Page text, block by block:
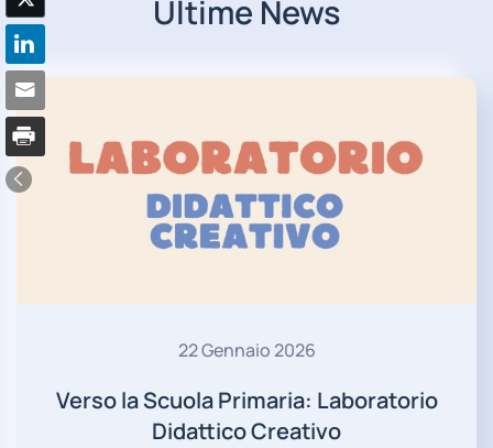
Ultime News
22 Gennaio 2026
Verso la Scuola Primaria: Laboratorio
Didattico Creativo